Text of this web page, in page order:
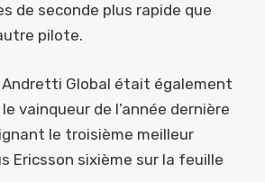
de seconde plus rapide que
pilote.
Global était également
vainqueur de l’année dernière
le troisième meilleur
Ericsson sixième sur la feuille